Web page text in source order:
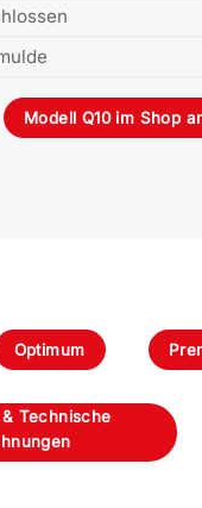
Modell Q10 im Shop
Optimum
Technische